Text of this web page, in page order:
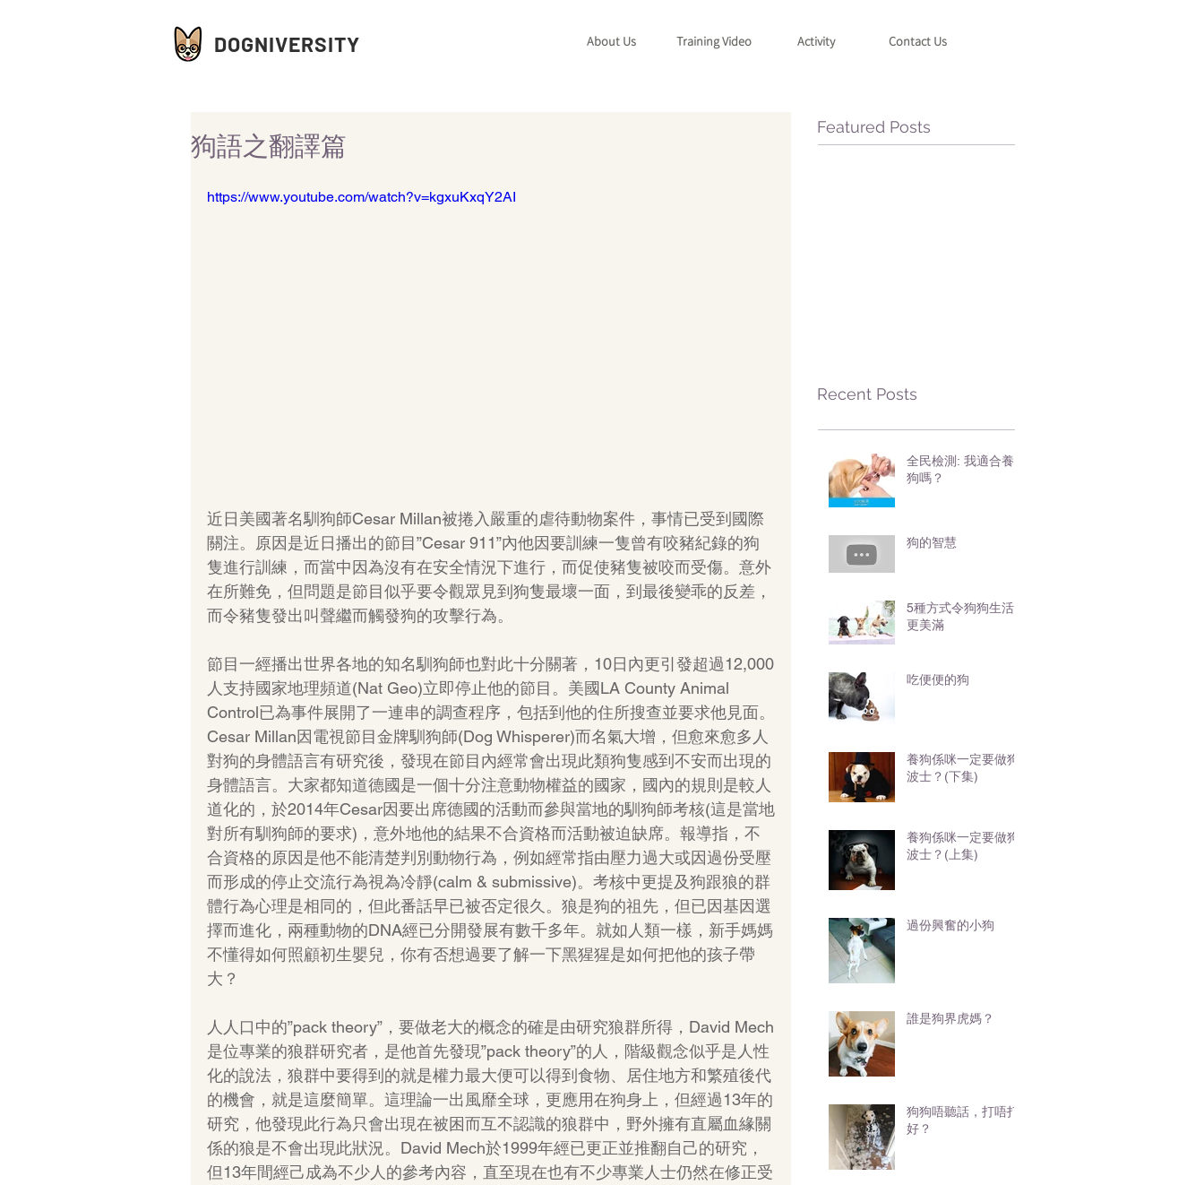
DOGNIVERSITY About Us Training Video Activity Contact Us
狗語之翻譯篇
https://www.youtube.com/watch?v=kgxuKxqY2AI
近日美國著名馴狗師Cesar Millan被捲入嚴重的虐待動物案件，事情已受到國際
關注。原因是近日播出的節目”Cesar 911”內他因要訓練一隻曾有咬豬紀錄的狗
隻進行訓練，而當中因為沒有在安全情況下進行，而促使豬隻被咬而受傷。意外
在所難免，但問題是節目似乎要令觀眾見到狗隻最壞一面，到最後變乖的反差，
而令豬隻發出叫聲繼而觸發狗的攻擊行為。
節目一經播出世界各地的知名馴狗師也對此十分關著，10日內更引發超過12,000
人支持國家地理頻道(Nat Geo)立即停止他的節目。美國LA County Animal
Control已為事件展開了一連串的調查程序，包括到他的住所搜查並要求他見面。
Cesar Millan因電視節目金牌馴狗師(Dog Whisperer)而名氣大增，但愈來愈多人
對狗的身體語言有研究後，發現在節目內經常會出現此類狗隻感到不安而出現的
身體語言。大家都知道德國是一個十分注意動物權益的國家，國內的規則是較人
道化的，於2014年Cesar因要出席德國的活動而參與當地的馴狗師考核(這是當地
對所有馴狗師的要求)，意外地他的結果不合資格而活動被迫缺席。報導指，不
合資格的原因是他不能清楚判別動物行為，例如經常指由壓力過大或因過份受壓
而形成的停止交流行為視為冷靜(calm & submissive)。考核中更提及狗跟狼的群
體行為心理是相同的，但此番話早已被否定很久。狼是狗的祖先，但已因基因選
擇而進化，兩種動物的DNA經已分開發展有數千多年。就如人類一樣，新手媽媽
不懂得如何照顧初生嬰兒，你有否想過要了解一下黑猩猩是如何把他的孩子帶
大？
人人口中的”pack theory”，要做老大的概念的確是由研究狼群所得，David Mech
是位專業的狼群研究者，是他首先發現”pack theory”的人，階級觀念似乎是人性
化的說法，狼群中要得到的就是權力最大便可以得到食物、居住地方和繁殖後代
的機會，就是這麼簡單。這理論一出風靡全球，更應用在狗身上，但經過13年的
研究，他發現此行為只會出現在被困而互不認識的狼群中，野外擁有直屬血緣關
係的狼是不會出現此狀況。David Mech於1999年經已更正並推翻自己的研究，
但13年間經己成為不少人的參考內容，直至現在也有不少專業人士仍然在修正受
Featured Posts
Recent Posts
全民檢測: 我適合養
狗嗎？
狗的智慧
5種方式令狗狗生活
更美滿
吃便便的狗
養狗係咪一定要做狗
波士？(下集)
養狗係咪一定要做狗
波士？(上集)
過份興奮的小狗
誰是狗界虎媽？
狗狗唔聽話，打唔打
好？